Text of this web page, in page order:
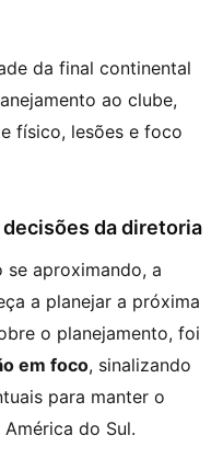
da final continental
ao clube,
físico, lesões e foco
da diretoria
se aproximando, a
a planejar a próxima
o planejamento, foi
em foco, sinalizando
para manter o
do Sul.